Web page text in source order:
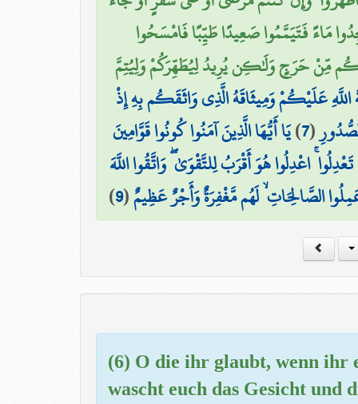
مَاءً فَتَيَمَّمُوا صَعِيدًا طَيِّبًا فَامْسَحُوا
مِّنْ حَرَجٍ وَلَٰكِن يُرِيدُ لِيُطَهِّرَكُمْ وَلِيُتِمَّ
اللَّهِ عَلَيْكُمْ وَمِيثَاقَهُ الَّذِي وَاثَقَكُم بِهِ إِذْ
(
7
)يَا أَيُّهَا الَّذِينَ آمَنُوا كُونُوا قَوَّامِينَ
اعْدِلُوا هُوَ أَقْرَبُ لِلتَّقْوَىٰ ۖ وَاتَّقُوا اللَّهَ
الصَّالِحَاتِ ۙ لَهُم مَّغْفِرَةٌ وَأَجْرٌ عَظِيمٌ(
9
)
(6) O die ihr glaubt, wenn ihr
wascht euch das Gesicht und